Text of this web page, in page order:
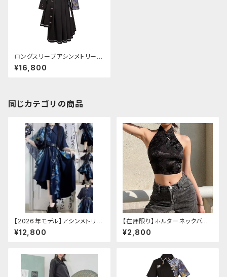
ロングスリーブアシンメトリーチ
ャイナドレス
¥16,800
同じカテゴリの商品
【2026年モデル】アシンメトリー
チャイナ改良ドレス
¥12,800
【在庫限り】ホルターネックバッ
クリボンチャイナシャツ
¥2,800